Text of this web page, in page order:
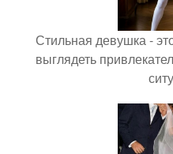
Стильная девушка -
выглядеть